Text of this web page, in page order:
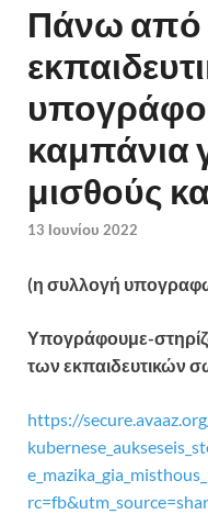
Πάνω από
καμπάνια
μισθούς
13 Ιουνίου 2022
(η συλλογή
Υπογράφουμε-
των εκπαιδευτικών
https://